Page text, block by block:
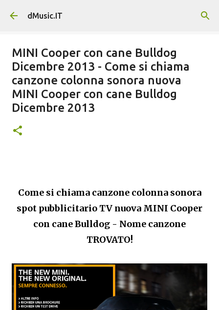
Passa ai contenuti principali
dMusic.IT
MINI Cooper con cane Bulldog
Dicembre 2013 - Come si chiama
canzone colonna sonora nuova
MINI Cooper con cane Bulldog
Dicembre 2013
Come si chiama canzone colonna sonora
spot pubblicitario TV nuova MINI Cooper
con cane Bulldog - Nome canzone
TROVATO!